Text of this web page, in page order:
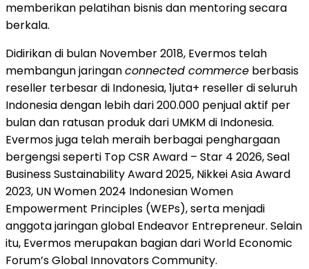
memberikan pelatihan bisnis dan mentoring secara
berkala.
Didirikan di bulan November 2018, Evermos telah
membangun jaringanconnected commerce berbasis
reseller terbesar di Indonesia, 1juta+ reseller di seluruh
Indonesia dengan lebih dari 200.000 penjual aktif per
bulan dan ratusan produk dari UMKM di Indonesia.
Evermos juga telah meraih berbagai penghargaan
bergengsi seperti Top CSR Award – Star 4 2026, Seal
Business Sustainability Award 2025, Nikkei Asia Award
2023, UN Women 2024 Indonesian Women
Empowerment Principles (WEPs), serta menjadi
anggota jaringan global Endeavor Entrepreneur. Selain
itu, Evermos merupakan bagian dari World Economic
Forum’s Global Innovators Community.